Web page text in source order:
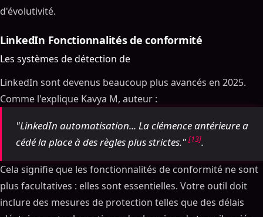
d'évolutivité.
LinkedIn Fonctionnalités de conformité
Les systèmes de détection de
LinkedIn sont devenus beaucoup plus avancés en 2025.
Comme l'explique Kavya M, auteur :
"LinkedIn automatisation... La clémence antérieure a
cédé la place à des règles plus strictes." [13].
Cela signifie que les fonctionnalités de conformité ne sont
plus facultatives : elles sont essentielles. Votre outil doit
inclure des mesures de protection telles que des délais